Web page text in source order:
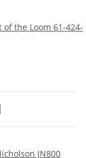
the Loom 61-424-